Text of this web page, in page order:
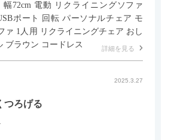
幅72cm 電動 リクライニングソファ
ポート 回転 パーソナルチェア モ
ァ 1人用 リクライニングチェア おし
ブラウン コードレス
詳細を見る
2025.3.27
つろげる